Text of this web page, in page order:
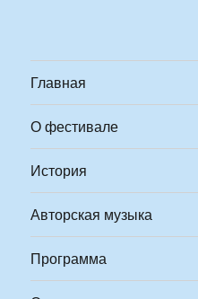
Главная
О фестивале
История
Авторская музыка
Программа